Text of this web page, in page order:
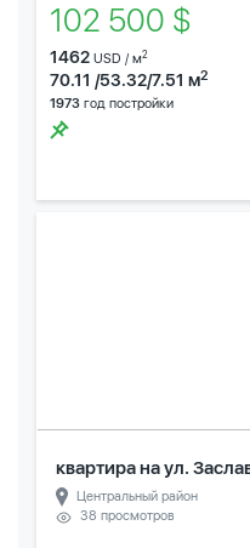
102 500 $
1462 USD / м2
70.11 /53.32/7.51 м2
1973 год постройки
квартира на ул.
Центральный район
38 просмотров